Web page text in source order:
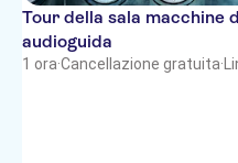
Tour della sala macchine
audioguida
1 ora·Cancellazione gratuita·